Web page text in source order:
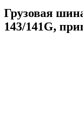
Грузовая
143/141G,